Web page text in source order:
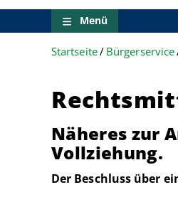
Suche
Entscheidungssuche
Inhalt
ausgewählten
Links
Menü
Startseite Bürgerservice
Näheres zur
Vollziehung.
Der Beschluss über